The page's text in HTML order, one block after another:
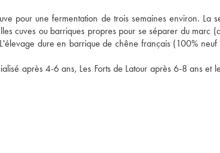
pour une fermentation de trois semaines environ. La
cuves ou barriques propres pour se séparer du marc
dure en barrique de chêne français (100% neuf
après 4-6 ans, Les Forts de Latour après 6-8 ans et